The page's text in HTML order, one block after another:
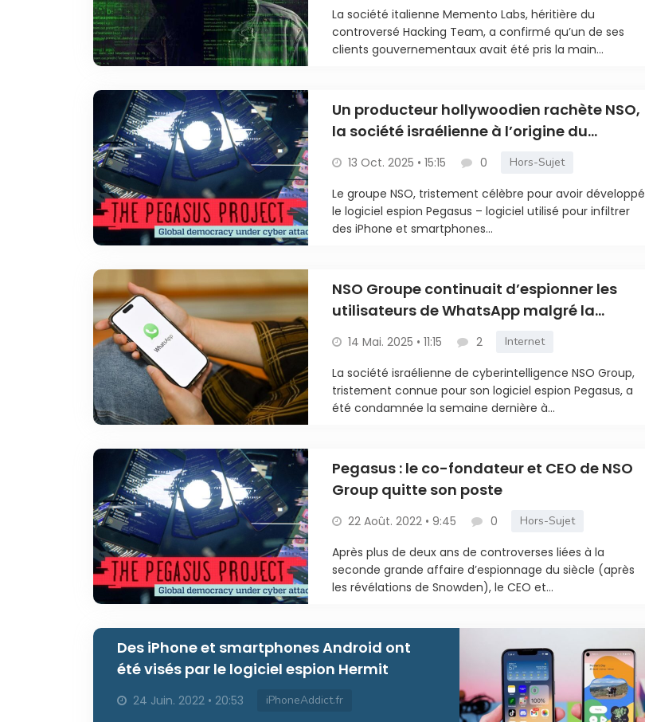
La société italienne Memento Labs, héritière du
controversé Hacking Team, a confirmé qu’un de ses
clients gouvernementaux avait été pris la main...
Un producteur hollywoodien rachète NSO,
la société israélienne à l’origine du
13 Oct. 2025 • 15:15 0 Hors-Sujet
Le groupe NSO, tristement célèbre pour avoir développé
le logiciel espion Pegasus – logiciel utilisé pour infiltrer
des iPhone et smartphones...
NSO Groupe continuait d’espionner les
utilisateurs de WhatsApp malgré la
14 Mai. 2025 • 11:15 2 Internet
La société israélienne de cyberintelligence NSO Group,
tristement connue pour son logiciel espion Pegasus, a
été condamnée la semaine dernière à...
Pegasus : le co-fondateur et CEO de NSO
Group quitte son poste
22 Août. 2022 • 9:45 0 Hors-Sujet
Après plus de deux ans de controverses liées à la
seconde grande affaire d’espionnage du siècle (après
les révélations de Snowden), le CEO et...
Des iPhone et smartphones Android ont
été visés par le logiciel espion Hermit
24 Juin. 2022 • 20:53 iPhoneAddict.fr